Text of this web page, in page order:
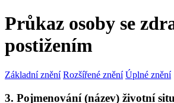
Průkaz osoby se
postižením
Základní znění Rozšířené znění Úplné znění
3. Pojmenování (název) životní